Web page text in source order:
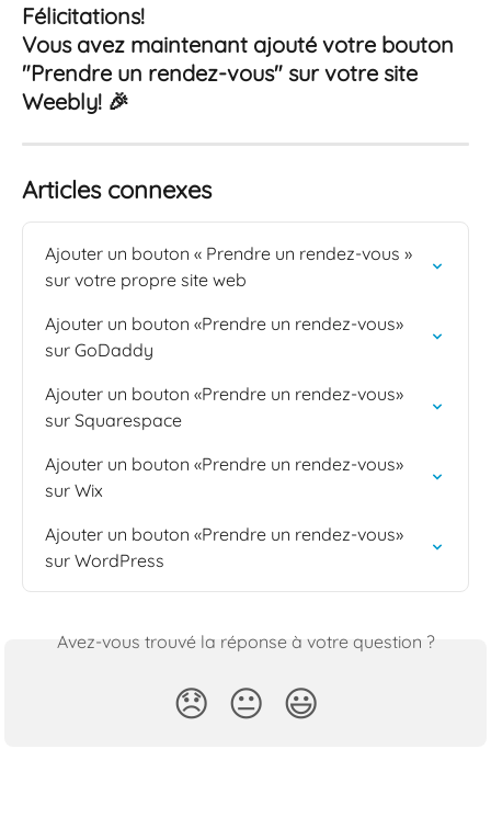
Félicitations!
Vous avez maintenant ajouté votre bouton
"Prendre un rendez-vous" sur votre site
Weebly! 🎉
Articles connexes
Ajouter un bouton « Prendre un rendez-vous »
sur votre propre site web
Ajouter un bouton «Prendre un rendez-vous»
sur GoDaddy
Ajouter un bouton «Prendre un rendez-vous»
sur Squarespace
Ajouter un bouton «Prendre un rendez-vous»
sur Wix
Ajouter un bouton «Prendre un rendez-vous»
sur WordPress
Avez-vous trouvé la réponse à votre question ?
😞 😐 😃